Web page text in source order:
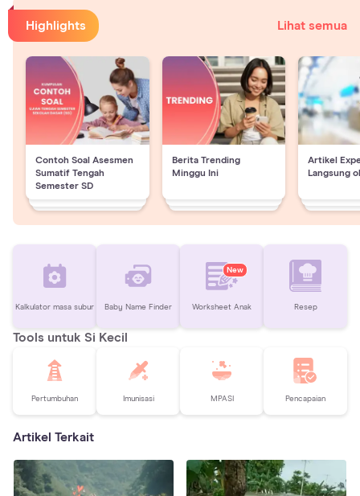
Highlights Lihat semua
Contoh Soal Asesmen
Sumatif Tengah
Semester SD
Berita Trending
Minggu Ini
Artikel
Langsung
Kalkulator masa subur Baby Name Finder
New
Worksheet Anak Resep
Tools untuk Si Kecil
Pertumbuhan Imunisasi MPASI Pencapaian
Artikel Terkait